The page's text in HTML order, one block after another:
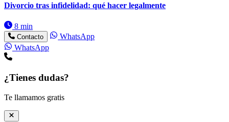
Divorcio tras infidelidad: qué hacer legalmente
8 min
Contacto
WhatsApp
WhatsApp
¿Tienes dudas?
Te llamamos gratis